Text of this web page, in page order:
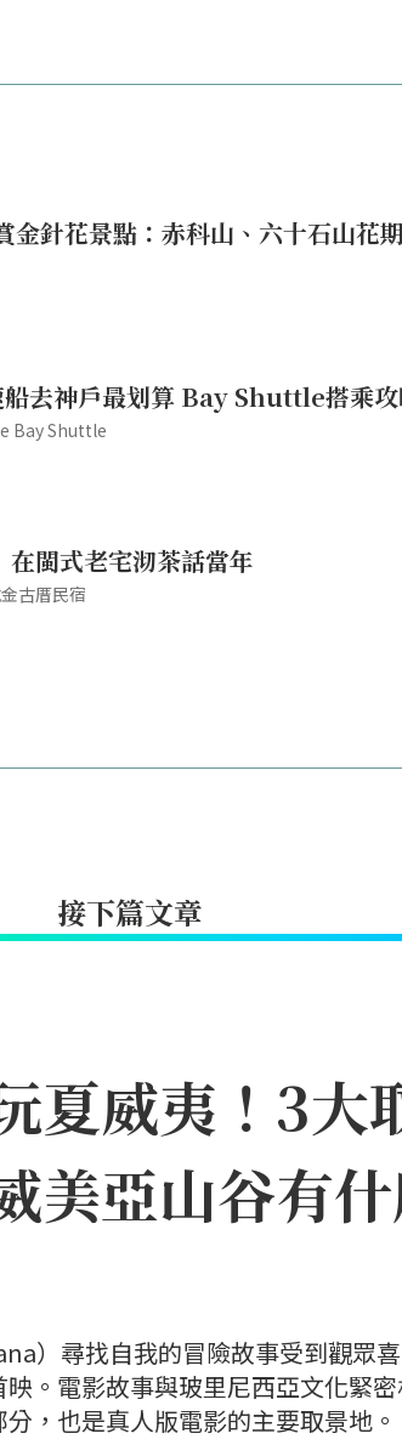
針花景點：赤科山、六十石山花
船去神戶最划算 Bay Shuttle搭乘
Bay Shuttle
閩式老宅沏茶話當年
古厝民宿
接下篇文章
夏威夷！3大
美亞山谷有
）尋找自我的冒險故事受到觀眾
。電影故事與玻里尼西亞文化緊
，也是真人版電影的主要取景地。